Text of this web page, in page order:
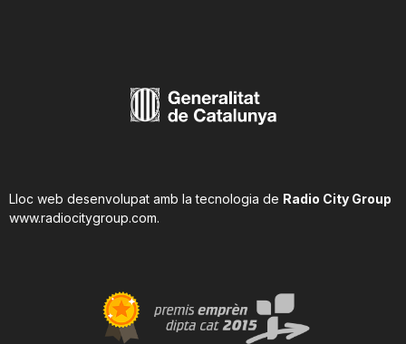
Lloc web desenvolupat amb la tecnologia de Radio City Group
www.radiocitygroup.com.